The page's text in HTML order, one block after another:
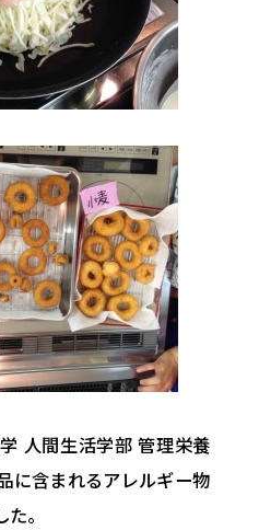
人間生活学部 管理栄養
に含まれるアレルギー物
。